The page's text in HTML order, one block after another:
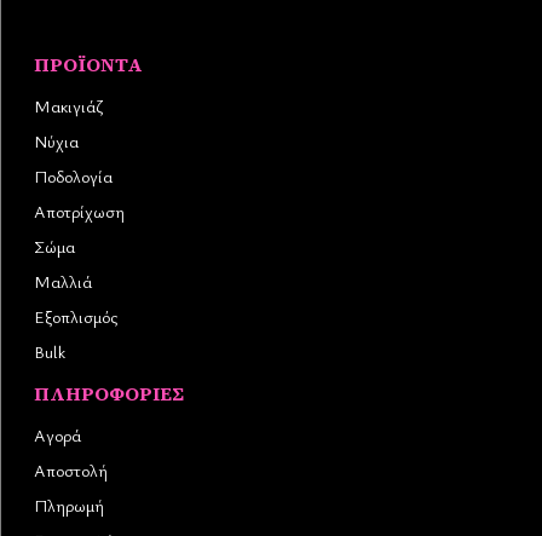
ΠΡΟΪΌΝΤΑ
Μακιγιάζ
Νύχια
Ποδολογία
Αποτρίχωση
Σώμα
Μαλλιά
Εξοπλισμός
Bulk
ΠΛΗΡΟΦΟΡΊΕΣ
Αγορά
Αποστολή
Πληρωμή